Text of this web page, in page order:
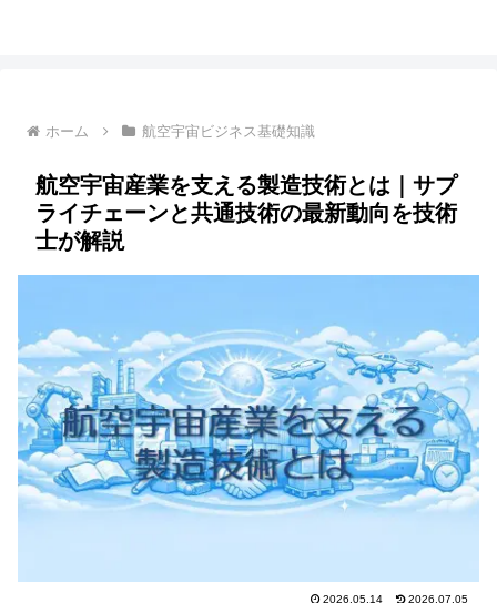
ホーム 航空宇宙ビジネス基礎知識
航空宇宙産業を支える製造技術とは｜サプ
ライチェーンと共通技術の最新動向を技術
士が解説
2026.05.14 2026.07.05